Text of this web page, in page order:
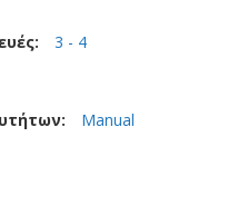
3 - 4
Manual